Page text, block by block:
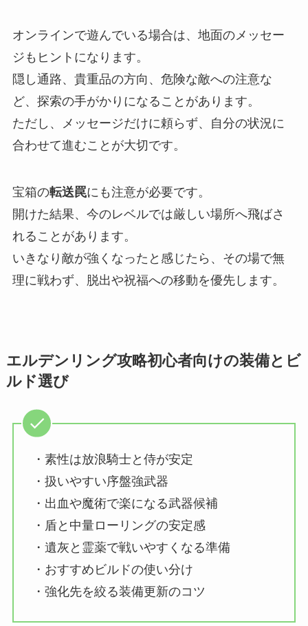
オンラインで遊んでいる場合は、地面のメッセー
ジもヒントになります。
隠し通路、貴重品の方向、危険な敵への注意な
ど、探索の手がかりになることがあります。
ただし、メッセージだけに頼らず、自分の状況に
合わせて進むことが大切です。
宝箱の転送罠にも注意が必要です。
開けた結果、今のレベルでは厳しい場所へ飛ばさ
れることがあります。
いきなり敵が強くなったと感じたら、その場で無
理に戦わず、脱出や祝福への移動を優先します。
エルデンリング攻略初心者向けの装備とビ
ルド選び
・素性は放浪騎士と侍が安定
・扱いやすい序盤強武器
・出血や魔術で楽になる武器候補
・盾と中量ローリングの安定感
・遺灰と霊薬で戦いやすくなる準備
・おすすめビルドの使い分け
・強化先を絞る装備更新のコツ